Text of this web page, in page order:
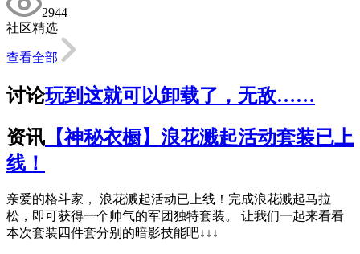
2944
社区精选
查看全部
讨论玩到这就可以卸载了，无敌……
资讯 【神秘衣橱】浪花溅起活动套装已上
线！
亲爱的格斗家， 浪花溅起活动已上线！完成浪花溅起马拉
松，即可获得一个帅气的军团独特套装。 让我们一起来看看
本次套装四件套分别的暗影技能吧↓↓↓